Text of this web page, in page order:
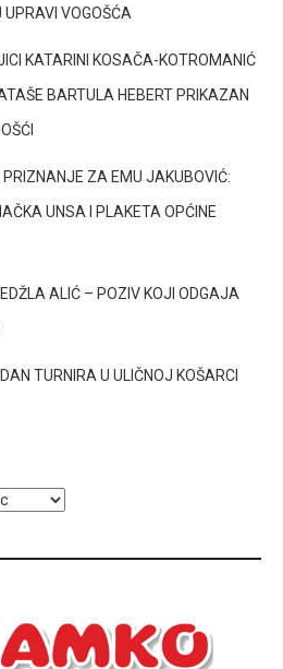
UPRAVI VOGOŠĆA
KATARINI KOSAČA-KOTROMANIĆ
BARTULA HEBERT PRIKAZAN
PRIZNANJE ZA EMU JAKUBOVIĆ:
UNSA I PLAKETA OPĆINE
ALIĆ – POZIV KOJI ODGAJA
TURNIRA U ULIČNOJ KOŠARCI